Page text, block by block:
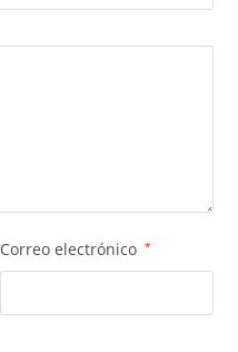
Correo electrónico *